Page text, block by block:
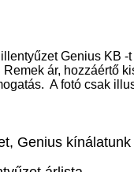
Genius KB -
ár, hozzáértő
A fotó csak
Genius kínálatunk